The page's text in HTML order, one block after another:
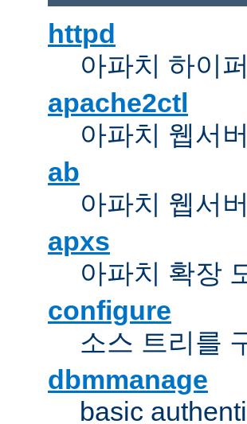
httpd
아파치 하이
apache2ctl
아파치 웹서
ab
아파치 웹서
apxs
아파치 확장
configure
소스 트리를
dbmmanage
basic